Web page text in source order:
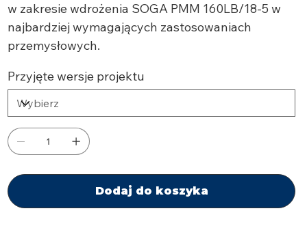
w zakresie wdrożenia SOGA PMM 160LB/18-5 w
najbardziej wymagających zastosowaniach
przemysłowych.
Przyjęte wersje projektu
Dodaj do koszyka